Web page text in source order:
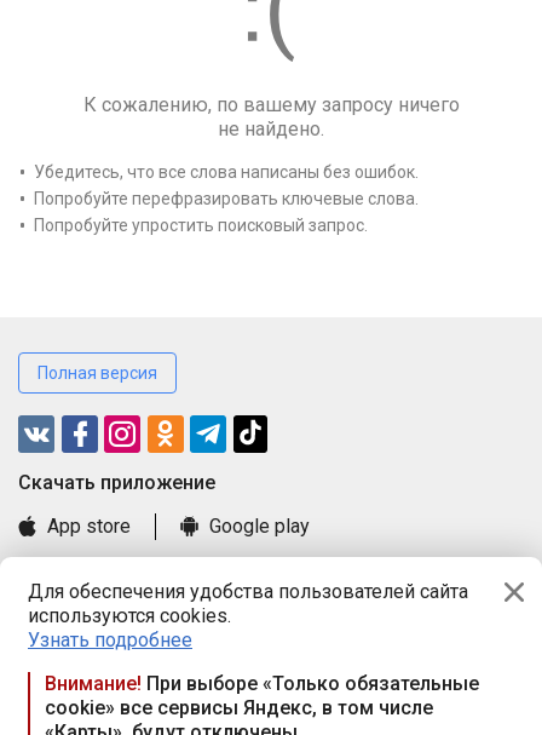
Для обеспечения удобства пользователей сайта
используются cookies.
Узнать подробнее
Внимание! При выборе «Только обязательные
cookie» все сервисы Яндекс, в том числе
К сожалению, по вашему запросу ничего
не найдено.
Убедитесь, что все слова написаны без ошибок.
Попробуйте перефразировать ключевые слова.
Попробуйте упростить поисковый запрос.
Полная версия
Cкачать приложение
App store
Google play
Книга замечаний и предложений
Правила и документы
Praca.by © 2000—2026, ООО «ПРАЦА БАЙ»
Республика Беларусь, 220114, г. Минск, пр-т Независимости
117а, пом. № 9.